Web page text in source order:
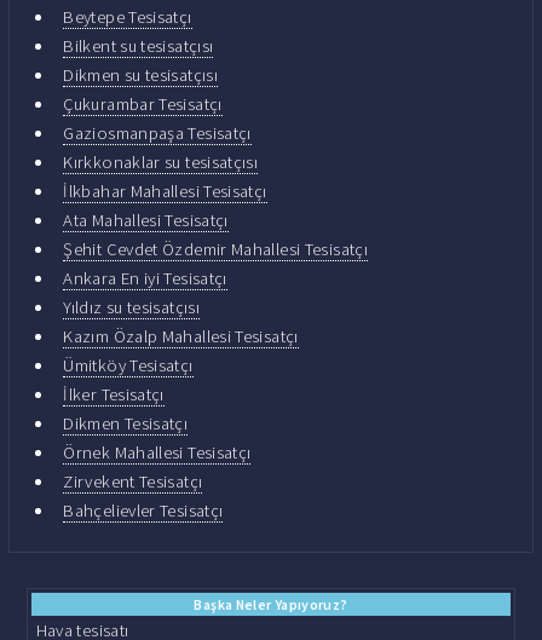
Beytepe Tesisatçı
Bilkent su tesisatçısı
Dikmen su tesisatçısı
Çukurambar Tesisatçı
Gaziosmanpaşa Tesisatçı
Kırkkonaklar su tesisatçısı
İlkbahar Mahallesi Tesisatçı
Ata Mahallesi Tesisatçı
Şehit Cevdet Özdemir Mahallesi Tesisatçı
Ankara En iyi Tesisatçı
Yıldız su tesisatçısı
Kazım Özalp Mahallesi Tesisatçı
Ümitköy Tesisatçı
İlker Tesisatçı
Dikmen Tesisatçı
Örnek Mahallesi Tesisatçı
Zirvekent Tesisatçı
Bahçelievler Tesisatçı
Başka Neler Yapıyoruz?
Hava tesisatı